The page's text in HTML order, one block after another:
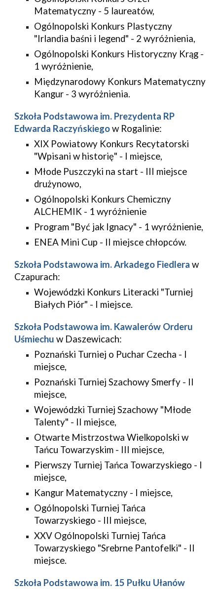
Matematyczny - 5 laureatów,
Ogólnopolski Konkurs Plastyczny
"Irlandia baśni i legend" - 2 wyróżnienia,
Ogólnopolski Konkurs Historyczny Krąg -
1 wyróżnienie,
Międzynarodowy Konkurs Matematyczny
Kangur - 3 wyróżnienia.
Szkoła Podstawowa im. Prezydenta RP
Edwarda Raczyńskiego w Rogalinie:
XIX Powiatowy Konkurs Recytatorski
"Wpisani w historię" - I miejsce,
Młode Puszczyki na start - III miejsce
drużynowo,
Ogólnopolski Konkurs Chemiczny
ALCHEMIK - 1 wyróżnienie
Program "Być jak Ignacy" - 1 wyróżnienie,
ENEA Mini Cup - II miejsce chłopców.
Szkoła Podstawowa im. Arkadego Fiedlera w
Czapurach:
Wojewódzki Konkurs Literacki "Turniej
Białych Piór" - I miejsce.
Szkoła Podstawowa im. Kawalerów Orderu
Uśmiechu w Daszewicach:
Poznański Turniej o Puchar Czecha - I
miejsce,
Poznański Turniej Szachowy Smerfy - II
miejsce,
Wojewódzki Turniej Szachowy "Młode
Talenty" - II miejsce,
Otwarte Mistrzostwa Wielkopolski w
Tańcu Towarzyskim - III miejsce,
Pierwszy Turniej Tańca Towarzyskiego - I
miejsce,
Kangur Matematyczny - I miejsce,
Ogólnopolski Turniej Tańca
Towarzyskiego - III miejsce,
XXV Ogólnopolski Turniej Tańca
Towarzyskiego "Srebrne Pantofelki" - II
miejsce.
Szkoła Podstawowa im. 15 Pułku Ułanów